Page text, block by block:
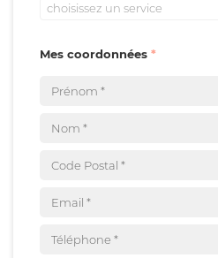
choisissez un service
Mes coordonnées